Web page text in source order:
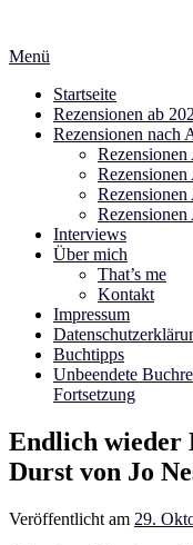
springen
Menü
Startseite
Rezensionen ab
Rezensionen nach
Interviews
Über mich
That’s me
Kontakt
Impressum
Buchtipps
Unbeendete
Fortsetzung
Endlich wieder
Durst von Jo
Veröffentlicht am 29.